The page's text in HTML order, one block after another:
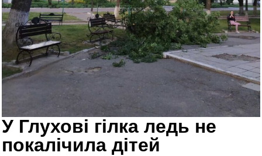
У Глухові гілка ледь не
покалічила дітей